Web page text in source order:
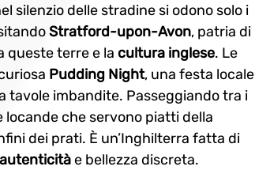
silenzio delle stradine si odono solo i
Stratford-upon-Avon, patria di
queste terre e la cultura inglese. Le
Pudding Night, una festa locale
tavole imbandite. Passeggiando tra i
locande che servono piatti della
dei prati. È un’Inghilterra fatta di
autenticità e bellezza discreta.